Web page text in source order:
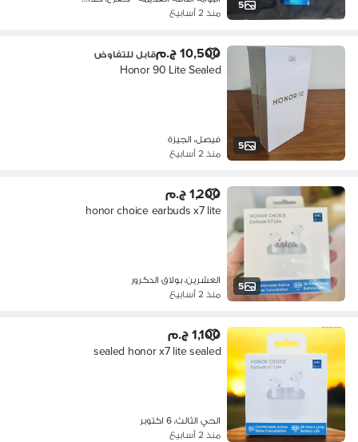
5
منذ 2 أسابيع
5
10,500 ج.م قابل للتفاوض
Honor 90 Lite Sealed
فيصل، الجيزة
منذ 2 أسابيع
5
1,200 ج.م
honor choice earbuds x7 lite
العشرين، بولاق الدكرور
منذ 2 أسابيع
1,100 ج.م
sealed honor x7 lite sealed
الحي الثالث، 6 اكتوبر
منذ 2 أسابيع